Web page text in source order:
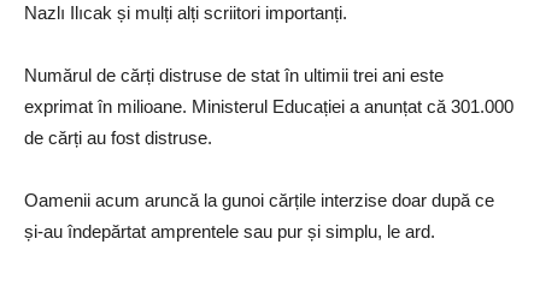
Nazlı Ilıcak și mulți alți scriitori importanți.
Numărul de cărți distruse de stat în ultimii trei ani este
exprimat în milioane. Ministerul Educației a anunțat că 301.000
de cărți au fost distruse.
Oamenii acum aruncă la gunoi cărțile interzise doar după ce
și-au îndepărtat amprentele sau pur și simplu, le ard.